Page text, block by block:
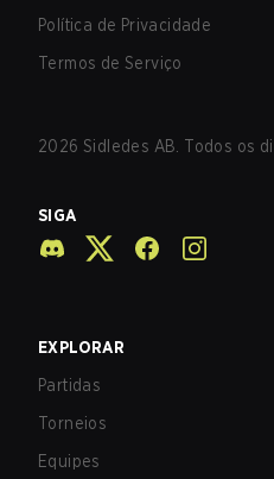
Política de Privacidade
Termos de Serviço
2026 Sidledes AB. Todos os
SIGA
EXPLORAR
Partidas
Torneios
Equipes